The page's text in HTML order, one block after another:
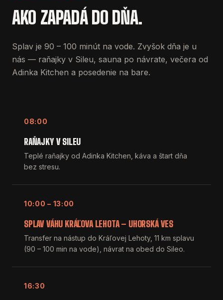
AKO ZAPADÁ DO DŇA.
Splav je 90 – 100 minút na vode. Zvyšok dňa je u
nás — raňajky v Sileu, sauna po návrate, večera od
Adinka Kitchen a posedenie na bare.
08:00
RAŇAJKY V SILEU
Teplé raňajky od Adinka Kitchen, káva a štart dňa
bez stresu.
10:00 – 13:00
SPLAV VÁHU KRÁĽOVA LEHOTA – UHORSKÁ VES
Transfer na nástup do Kráľovej Lehoty, 11 km splavu
(90 – 100 min na vode), návrat na obed do Sileo.
16:30